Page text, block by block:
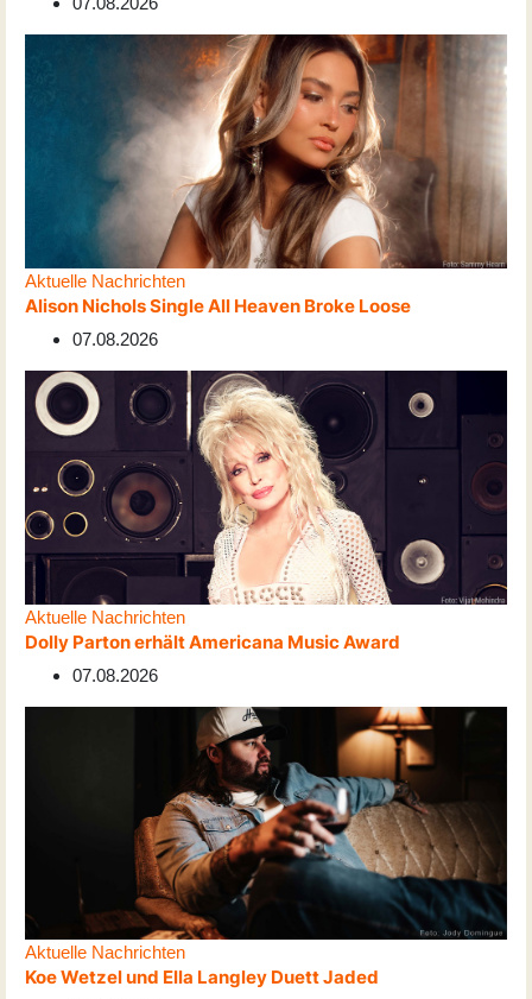
Aktuelle Nachrichten
Alison Nichols Single All Heaven Broke Loose
07.08.2026
Aktuelle Nachrichten
Dolly Parton erhält Americana Music Award
07.08.2026
Aktuelle Nachrichten
Koe Wetzel und Ella Langley Duett Jaded